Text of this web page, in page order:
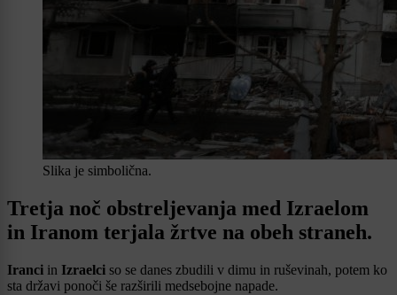
Slika je simbolična.
Tretja noč obstreljevanja med Izraelom
in Iranom terjala žrtve na obeh straneh.
Iranci in Izraelci so se danes zbudili v dimu in ruševinah, potem ko
sta državi ponoči še razširili medsebojne napade.